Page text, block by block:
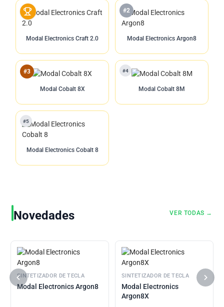
Modal Electronics Craft 2.0
#2
Modal Electronics Argon8
#3
Modal Cobalt 8X
#4
Modal Cobalt 8M
#5
Modal Electronics Cobalt 8
Novedades VER TODAS →
SINTETIZADOR DE TECLA
Modal Electronics Argon8
SINTETIZADOR DE TECLA
Modal Electronics
Argon8X